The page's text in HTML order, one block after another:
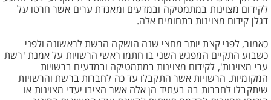
לקידום מצוינות במתמטיקה ובמדעים ומאגדת ערים אשר חרטו על
דגלן קידום מצוינות בתחומים אלה.
כאמור, לפני קצת יותר מחצי שנה הושקה הרשת לראשונה ולפני
כשבוע התקיים המפגש השני בו חתמו ראשי הרשויות על אמנת 'רשת
ערי מצוינות', לקידום מצוינות במתמטיקה ובמדעים ברשויות
המקומיות. הרשויות אשר התקבלו עד כה לחברות ברשת והרשויות
שיתקבלו לחברות בה בעתיד הן אלה אשר הציבו יעדי מצוינות או